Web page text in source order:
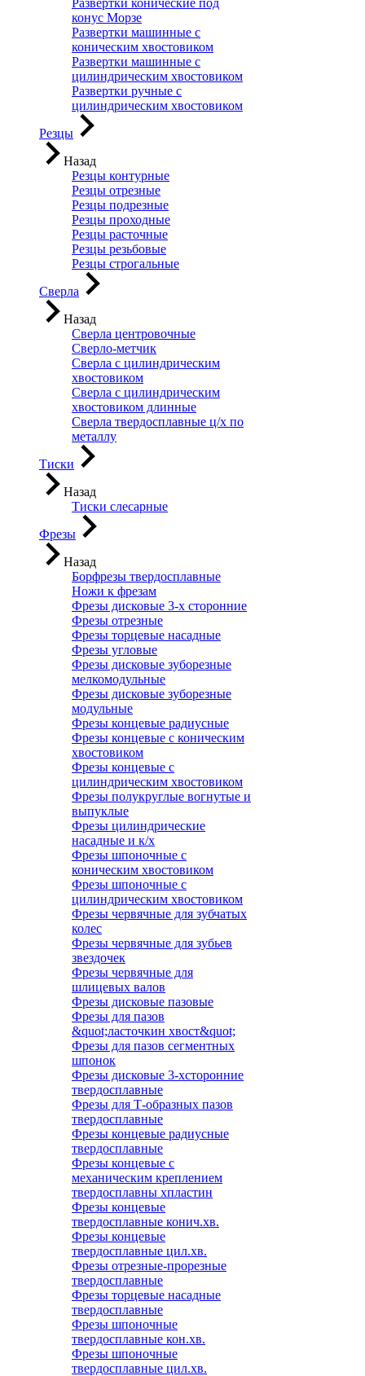
Развертки конические под
конус Морзе
Развертки машинные с
коническим хвостовиком
Развертки машинные с
цилиндрическим хвостовиком
Развертки ручные с
цилиндрическим хвостовиком
Резцы
Назад
Резцы контурные
Резцы отрезные
Резцы подрезные
Резцы проходные
Резцы расточные
Резцы резьбовые
Резцы строгальные
Сверла
Назад
Сверла центровочные
Сверло-метчик
Сверла с цилиндрическим
хвостовиком
Сверла с цилиндрическим
хвостовиком длинные
Сверла твердосплавные ц/х по
металлу
Тиски
Назад
Тиски слесарные
Фрезы
Назад
Борфрезы твердосплавные
Ножи к фрезам
Фрезы дисковые 3-х сторонние
Фрезы отрезные
Фрезы торцевые насадные
Фрезы угловые
Фрезы дисковые зуборезные
мелкомодульные
Фрезы дисковые зуборезные
модульные
Фрезы концевые радиусные
Фрезы концевые с коническим
хвостовиком
Фрезы концевые с
цилиндрическим хвостовиком
Фрезы полукруглые вогнутые и
выпуклые
Фрезы цилиндрические
насадные и к/х
Фрезы шпоночные с
коническим хвостовиком
Фрезы шпоночные с
цилиндрическим хвостовиком
Фрезы червячные для зубчатых
колес
Фрезы червячные для зубьев
звездочек
Фрезы червячные для
шлицевых валов
Фрезы дисковые пазовые
Фрезы для пазов
&quot;ласточкин хвост&quot;
Фрезы для пазов сегментных
шпонок
Фрезы дисковые 3-хсторонние
твердосплавные
Фрезы для Т-образных пазов
твердосплавные
Фрезы концевые радиусные
твердосплавные
Фрезы концевые с
механическим креплением
твердосплавны хпластин
Фрезы концевые
твердосплавные конич.хв.
Фрезы концевые
твердосплавные цил.хв.
Фрезы отрезные-прорезные
твердосплавные
Фрезы торцевые насадные
твердосплавные
Фрезы шпоночные
твердосплавные кон.хв.
Фрезы шпоночные
твердосплавные цил.хв.